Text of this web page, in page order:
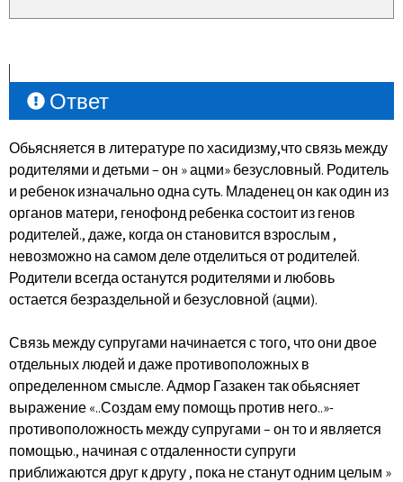
Ответ
Обьясняется в литературе по хасидизму,что связь между
родителями и детьми – он » ацми» безусловный. Родитель
и ребенок изначально одна суть. Младенец он как один из
органов матери, генофонд ребенка состоит из генов
родителей., даже, когда он становится взрослым ,
невозможно на самом деле отделиться от родителей.
Родители всегда останутся родителями и любовь
остается безраздельной и безусловной (ацми).
Связь между супругами начинается с того, что они двое
отдельных людей и даже противоположных в
определенном смысле. Адмор Газакен так обьясняет
выражение «..Создам ему помощь против него..»-
противоположность между супругами – он то и является
помощью., начиная с отдаленности супруги
приближаются друг к другу , пока не станут одним целым »